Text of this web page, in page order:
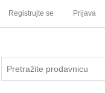
Registrujte se Prijava